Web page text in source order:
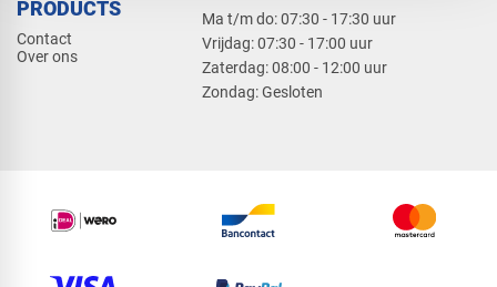
PRODUCTS
Contact
Over ons
Ma t/m do: 07:30 - 17:30 uur
​Vrijdag: 07:30 - 17:00 uur
​Zaterdag: 08:00 - 12:00 uur
​Zondag: Gesloten